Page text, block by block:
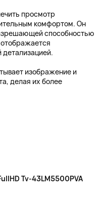
просмотр
комфортом. Он
способностью
детализацией.
изображение и
делая их более
Tv-43LM5500PVA